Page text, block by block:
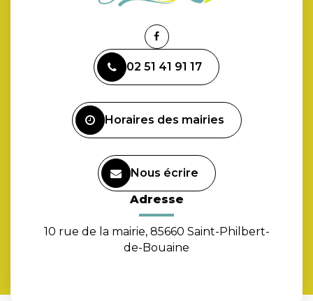
Lien
le
compte
02 51 41 91 17
Horaires des mairies
Nous écrire
Adresse
10 rue de la mairie, 85660 Saint-Philbert-
de-Bouaine